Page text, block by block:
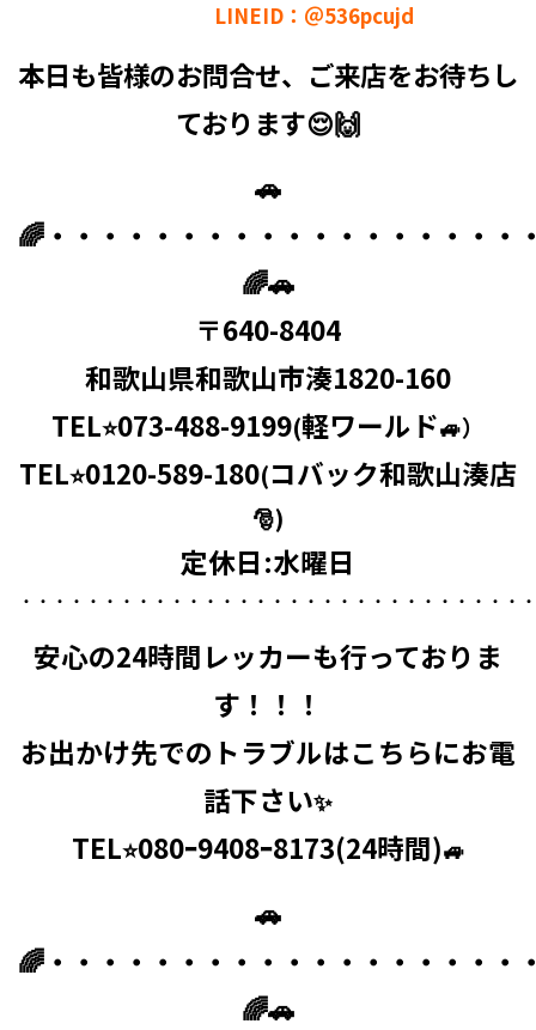
LINEID：＠536pcujd
本日も皆様のお問合せ、ご来店をお待ちし
ております😌🙌
🚗
🌈・・・・・・・・・・・・・・・・・・
🌈🚗
〒640-8404
和歌山県和歌山市湊1820-160
TEL⭐073-488-9199(軽ワールド🚙）
TEL⭐0120-589-180(コバック和歌山湊店
🎅)
定休日:水曜日
・・・・・・・・・・・・・・・・・・・・・・・・・・・・・・・
安心の24時間レッカーも行っておりま
す！！！
お出かけ先でのトラブルはこちらにお電
話下さい✨
TEL⭐080ｰ9408ｰ8173(24時間)🚙
🚗
🌈・・・・・・・・・・・・・・・・・・
🌈🚗